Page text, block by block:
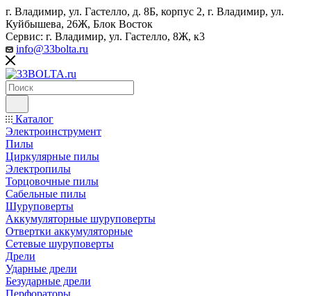
г. Владимир, ул. Гастелло, д. 8Б, корпус 2, г. Владимир, ул. ​
Куйбышева, 26Ж, Блок Восток
Сервис: г. Владимир, ул. Гастелло, 8Ж, к3
info@33bolta.ru
Каталог
Электроинструмент
Пилы
Циркулярные пилы
Электропилы
Торцовочные пилы
Сабельные пилы
Шуруповерты
Аккумуляторные шуруповерты
Отвертки аккумуляторные
Сетевые шуруповерты
Дрели
Ударные дрели
Безударные дрели
Перфораторы